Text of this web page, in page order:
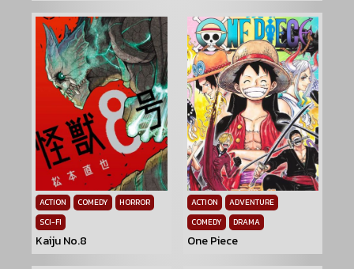
ACTION COMEDY
HORROR
SCI-FI
Kaiju No.8
ACTION
ADVENTURE
COMEDY
DRAMA
One Piece